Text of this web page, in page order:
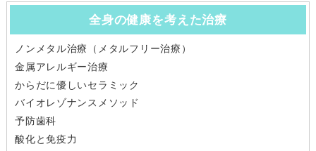
全身の健康を考えた治療
ノンメタル治療（メタルフリー治療）
金属アレルギー治療
からだに優しいセラミック
バイオレゾナンスメソッド
予防歯科
酸化と免疫力